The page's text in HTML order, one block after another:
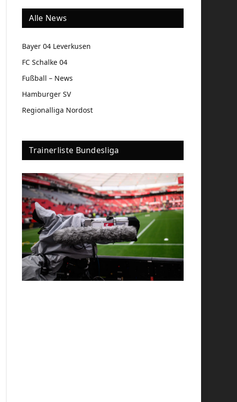
Alle News
Bayer 04 Leverkusen
FC Schalke 04
Fußball – News
Hamburger SV
Regionalliga Nordost
Trainerliste Bundesliga